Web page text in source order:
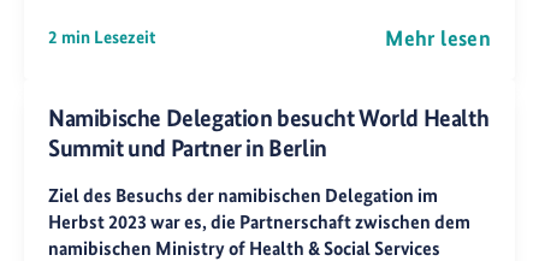
2 min Lesezeit Mehr lesen
Namibische Delegation besucht World Health
Summit und Partner in Berlin
Ziel des Besuchs der namibischen Delegation im
Herbst 2023 war es, die Partnerschaft zwischen dem
namibischen Ministry of Health & Social Services